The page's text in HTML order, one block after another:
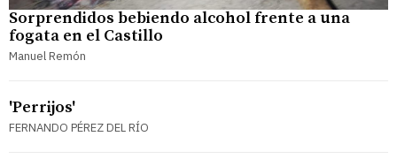
Sorprendidos bebiendo alcohol frente a una
fogata en el Castillo
Manuel Remón
'Perrijos'
FERNANDO PÉREZ DEL RÍO